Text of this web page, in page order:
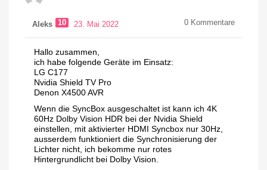
Aleks 10 23. Mai 2022 0 Kommentare
Hallo zusammen,
ich habe folgende Geräte im Einsatz:
LG C177
Nvidia Shield TV Pro
Denon X4500 AVR
Wenn die SyncBox ausgeschaltet ist kann ich 4K
60Hz Dolby Vision HDR bei der Nvidia Shield
einstellen, mit aktivierter HDMI Syncbox nur 30Hz,
ausserdem funktioniert die Synchronisierung der
Lichter nicht, ich bekomme nur rotes
Hintergrundlicht bei Dolby Vision.